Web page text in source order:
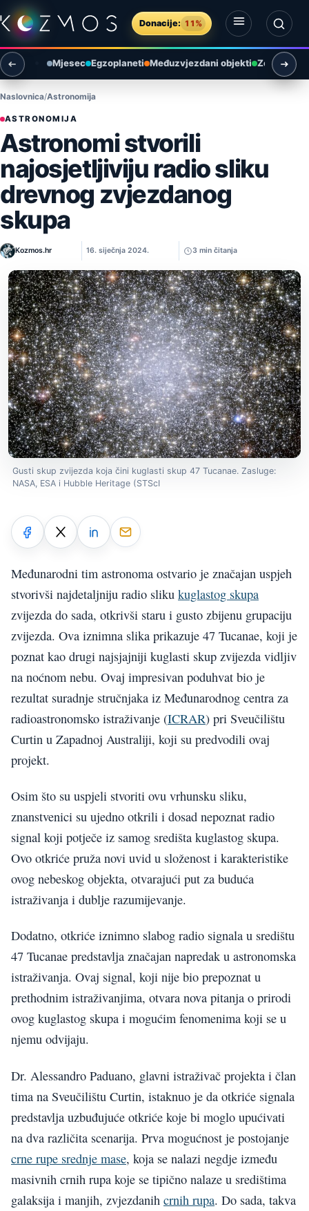
Preskoči na sadržaj
Donacije: 11%
Otvori izbornik
Otvori pretragu
Mjesec Egzoplaneti Međuzvjezdani objekti Zemlja i
Naslovnica Astronomija
ASTRONOMIJA
Astronomi stvorili
najosjetljiviju radio sliku
drevnog zvjezdanog
skupa
Kozmos.hr 16. siječnja 2024. 3 min čitanja
Gusti skup zvijezda koja čini kuglasti skup 47 Tucanae. Zasluge:
NASA, ESA i Hubble Heritage (STScI
Međunarodni tim astronoma ostvario je značajan uspjeh
stvorivši najdetaljniju radio sliku kuglastog skupa
zvijezda do sada, otkrivši staru i gusto zbijenu grupaciju
zvijezda. Ova iznimna slika prikazuje 47 Tucanae, koji je
poznat kao drugi najsjajniji kuglasti skup zvijezda vidljiv
na noćnom nebu. Ovaj impresivan poduhvat bio je
rezultat suradnje stručnjaka iz Međunarodnog centra za
radioastronomsko istraživanje (ICRAR) pri Sveučilištu
Curtin u Zapadnoj Australiji, koji su predvodili ovaj
projekt.
Osim što su uspjeli stvoriti ovu vrhunsku sliku,
znanstvenici su ujedno otkrili i dosad nepoznat radio
signal koji potječe iz samog središta kuglastog skupa.
Ovo otkriće pruža novi uvid u složenost i karakteristike
ovog nebeskog objekta, otvarajući put za buduća
istraživanja i dublje razumijevanje.
Dodatno, otkriće iznimno slabog radio signala u središtu
47 Tucanae predstavlja značajan napredak u astronomska
istraživanja. Ovaj signal, koji nije bio prepoznat u
prethodnim istraživanjima, otvara nova pitanja o prirodi
ovog kuglastog skupa i mogućim fenomenima koji se u
njemu odvijaju.
Dr. Alessandro Paduano, glavni istraživač projekta i član
tima na Sveučilištu Curtin, istaknuo je da otkriće signala
predstavlja uzbuđujuće otkriće koje bi moglo upućivati
na dva različita scenarija. Prva mogućnost je postojanje
crne rupe srednje mase, koja se nalazi negdje između
masivnih crnih rupa koje se tipično nalaze u središtima
galaksija i manjih, zvjezdanih crnih rupa. Do sada, takva